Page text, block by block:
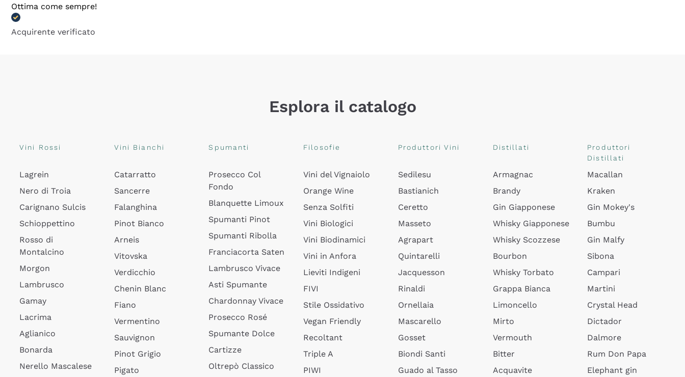
Ottima come sempre!
Acquirente verificato
Esplora il catalogo
Vini Rossi
Lagrein
Nero di Troia
Carignano Sulcis
Schioppettino
Rosso di
Montalcino
Morgon
Lambrusco
Gamay
Lacrima
Aglianico
Bonarda
Nerello Mascalese
Vini Bianchi
Catarratto
Sancerre
Falanghina
Pinot Bianco
Arneis
Vitovska
Verdicchio
Chenin Blanc
Fiano
Vermentino
Sauvignon
Pinot Grigio
Pigato
Spumanti
Prosecco Col
Fondo
Blanquette Limoux
Spumanti Pinot
Spumanti Ribolla
Franciacorta Saten
Lambrusco Vivace
Asti Spumante
Chardonnay Vivace
Prosecco Rosé
Spumante Dolce
Cartizze
Oltrepò Classico
Filosofie
Vini del Vignaiolo
Orange Wine
Senza Solfiti
Vini Biologici
Vini Biodinamici
Vini in Anfora
Lieviti Indigeni
FIVI
Stile Ossidativo
Vegan Friendly
Recoltant
Triple A
PIWI
Produttori Vini
Sedilesu
Bastianich
Ceretto
Masseto
Agrapart
Quintarelli
Jacquesson
Rinaldi
Ornellaia
Mascarello
Gosset
Biondi Santi
Guado al Tasso
Distillati
Armagnac
Brandy
Gin Giapponese
Whisky Giapponese
Whisky Scozzese
Bourbon
Whisky Torbato
Grappa Bianca
Limoncello
Mirto
Vermouth
Bitter
Acquavite
Produttori
Distillati
Macallan
Kraken
Gin Mokey's
Bumbu
Gin Malfy
Sibona
Campari
Martini
Crystal Head
Dictador
Dalmore
Rum Don Papa
Elephant gin